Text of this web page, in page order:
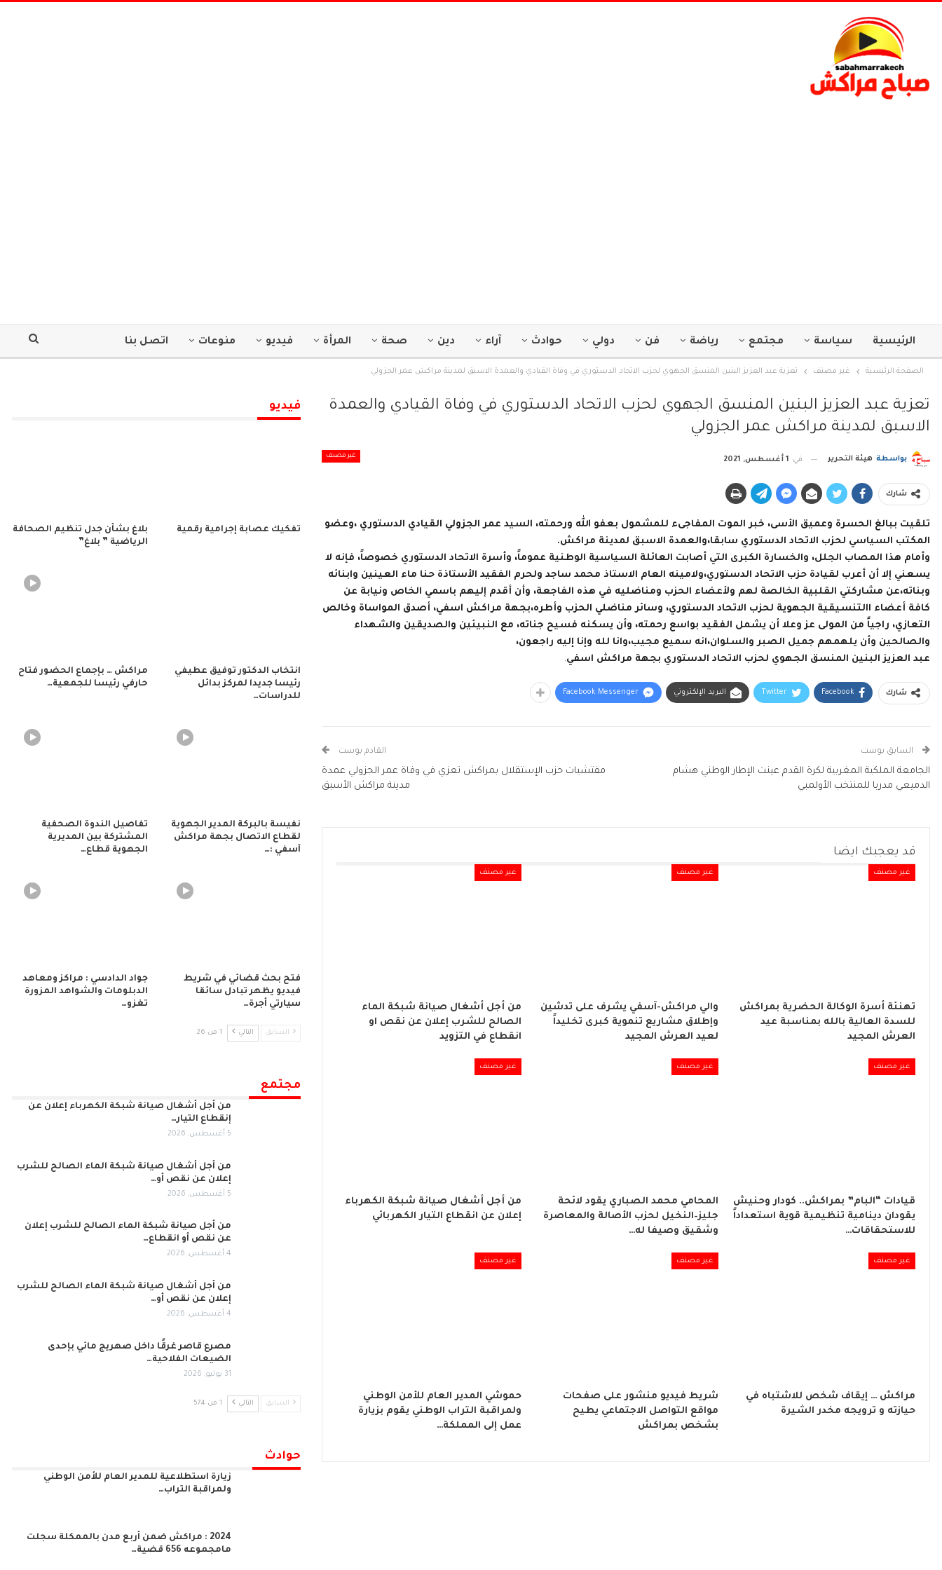
الرئيسية سياسة مجتمع رياضة فن دولي حوادث آراء دين صحة المرأة فيديو منوعات اتصل بنا
الصفحة الرئيسية غير مصنف تعزية عبد العزيز البنين المنسق الجهوي لحزب الاتحاد الدستوري في وفاة القيادي والعمدة الاسبق لمدينة مراكش عمر الجزولي
تعزية عبد العزيز البنين المنسق الجهوي لحزب الاتحاد الدستوري في وفاة القيادي والعمدة
الاسبق لمدينة مراكش عمر الجزولي
غير مصنف بواسطة هيئة التحرير في 1 أغسطس, 2021
شارك
تلقيت ببالغ الحسرة وعميق الأسى، خبر الموت المفاجىء للمشمول بعفو الله ورحمته، السيد عمر الجزولي القيادي الدستوري ،وعضو
المكتب السياسي لحزب الاتحاد الدستوري سابقا،والعمدة الاسبق لمدينة مراكش.
وأمام هذا المصاب الجلل، والخسارة الكبرى التي أصابت العائلة السياسية الوطنية عموماً، وأسرة الاتحاد الدستوري خصوصاً، فإنه لا
يسعني إلا أن أعرب لقيادة حزب الاتحاد الدستوري،ولامينه العام الاستاذ محمد ساجد ولحرم الفقيد الأستاذة حنا ماء العينين وابنائه
وبناته،عن مشاركتي القلبية الخالصة لهم ولأعضاء الحزب ومناضليه في هذه الفاجعة، وأن أقدم إليهم باسمي الخاص ونيابة عن
كافة أعضاء االتنسيقية الجهوية لحزب الاتحاد الدستوري، وسائر مناضلي الحزب وأطره،بجهة مراكش اسفي، أصدق المواساة وخالص
التعازي، راجياً من المولى عز وعلا أن يشمل الفقيد بواسع رحمته، وأن يسكنه فسيح جناته، مع النبيئين والصديقين والشهداء
والصالحين وأن يلهمهم جميل الصبر والسلوان،انه سميع مجيب،وانا لله وإنا إليه راجعون،
عبد العزيز البنين المنسق الجهوي لحزب الاتحاد الدستوري بجهة مراكش اسفي.
شارك Facebook
Twitter البريد الإلكتروني Facebook Messenger
السابق بوست
الجامعة الملكية المغربية لكرة القدم عينت الإطار الوطني هشام
الدميعي مدربا للمنتخب الأولمبي
القادم بوست
مفتشيات حزب الإستقلال بمراكش تعزي في وفاة عمر الجزولي عمدة
مدينة مراكش الأسبق
قد يعجبك ايضا
غير مصنف
تهنئة أسرة الوكالة الحضرية بمراكش
للسدة العالية بالله بمناسبة عيد
العرش المجيد
غير مصنف
والي مراكش-آسفي يشرف على تدشين
وإطلاق مشاريع تنموية كبرى تخليداً
لعيد العرش المجيد
غير مصنف
من أجل أشغال صيانة شبكة الماء
الصالح للشرب إعلان عن نقص او
انقطاع في التزويد
غير مصنف
قيادات “البام” بمراكش.. كودار وحنيش
يقودان دينامية تنظيمية قوية استعداداً
للاستحقاقات…
غير مصنف
المحامي محمد الصباري يقود لائحة
جليز–النخيل لحزب الأصالة والمعاصرة
وشقيق وصيفا له…
غير مصنف
من أجل أشغال صيانة شبكة الكهرباء
إعلان عن انقطاع التيار الكهربائي
غير مصنف
مراكش … إيقاف شخص للاشتباه في
حيازته و ترويجه مخدر الشيرة
غير مصنف
شريط فيديو منشور على صفحات
مواقع التواصل الاجتماعي يطيح
بشخص بمراكش
غير مصنف
حموشي المدير العام للأمن الوطني
ولمراقبة التراب الوطني يقوم بزيارة
عمل إلى المملكة…
فيديو
تفكيك عصابة إجرامية رقمية
بلاغ بشأن جدل تنظيم الصحافة
الرياضية ” بلاغ”
انتخاب الدكتور توفيق عطيفي
رئيسا جديدا لمركز بدائل
للدراسات…
مراكش … بإجماع الحضور فتاح
حارفي رئيسا للجمعية…
نفيسة بالبركة المدير الجهوية
لقطاع الاتصال بجهة مراكش
آسفي :…
تفاصيل الندوة الصحفية
المشتركة بين المديرية
الجهوية قطاع…
فتح بحث قضائي في شريط
فيديو يظهر تبادل سائقا
سيارتي أجرة…
جواد الدادسي : مراكز ومعاهد
الدبلومات والشواهد المزورة
تغزو…
السابق التالي 1 من 26
مجتمع
من أجل أشغال صيانة شبكة الكهرباء إعلان عن
إنقطاع التيار…
5 أغسطس, 2026
من أجل أشغال صيانة شبكة الماء الصالح للشرب
إعلان عن نقص أو…
5 أغسطس, 2026
من أجل صيانة شبكة الماء الصالح للشرب إعلان
عن نقص أو انقطاع…
4 أغسطس, 2026
من أجل أشغال صيانة شبكة الماء الصالح للشرب
إعلان عن نقص أو…
4 أغسطس, 2026
مصرع قاصر غرقًا داخل صهريج مائي بإحدى
الضيعات الفلاحية…
31 يوليو, 2026
السابق التالي 1 من 574
حوادث
زيارة استطلاعية للمدير العام للأمن الوطني
ولمراقبة التراب…
2024 : مراكش ضمن أربع مدن بالممكلة سجلت
مامجموعه 656 قضية…